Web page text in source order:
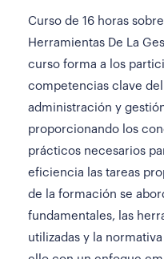
Curso de 16 horas
Herramientas De La
curso forma a los
competencias clave
administración y
proporcionando los
prácticos necesarios
eficiencia las tareas
de la formación se
fundamentales, las
utilizadas y la